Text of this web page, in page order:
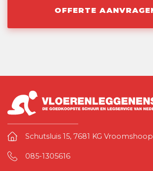
Schutsluis 15, 7681 KG Vroomshoop
085-1305616